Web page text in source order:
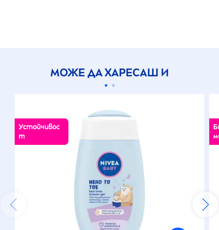
МОЖЕ ДА ХАРЕСАШ И
Устойчивос
т